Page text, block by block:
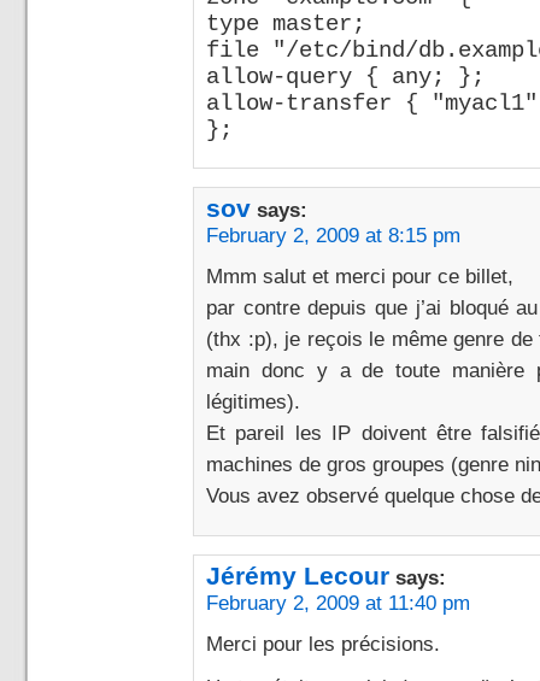
type master;
file "/etc/bind/
allow-query { any; };
allow-transfer {
};
sov says:
February 2, 2009 at 8:15 pm
Mmm salut et merci pour ce billet,
par contre depuis que j’ai bloqué
(thx :p), je reçois le même genre
main donc y a de toute manière
légitimes).
Et pareil les IP doivent être
machines de gros groupes (genre
Vous avez observé quelque chose
Jérémy Lecour says:
February 2, 2009 at 11:40 pm
Merci pour les précisions.